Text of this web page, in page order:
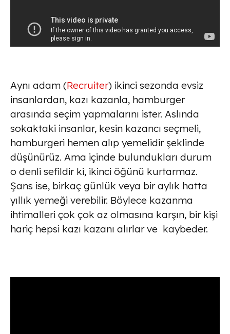
Aynı adam (Recruiter) ikinci sezonda evsiz
insanlardan, kazı kazanla, hamburger
arasında seçim yapmalarını ister. Aslında
sokaktaki insanlar, kesin kazancı seçmeli,
hamburgeri hemen alıp yemelidir şeklinde
düşünürüz. Ama içinde bulundukları durum
o denli sefildir ki, ikinci öğünü kurtarmaz.
Şans ise, birkaç günlük veya bir aylık hatta
yıllık yemeği verebilir. Böylece kazanma
ihtimalleri çok çok az olmasına karşın, bir kişi
hariç hepsi kazı kazanı alırlar ve kaybeder.